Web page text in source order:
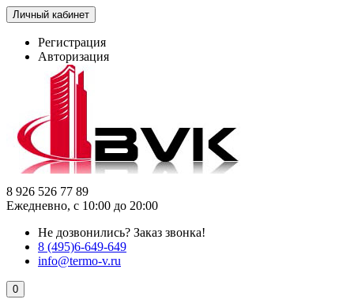
Личный кабинет
Регистрация
Авторизация
8 926 526 77 89
Ежедневно, с 10:00 до 20:00
Не дозвонились? Заказ звонка!
8 (495)6-649-649
info@termo-v.ru
0